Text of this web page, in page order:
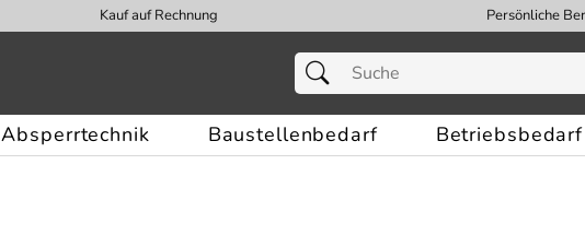
Kauf auf Rechnung Persönliche
Absperrtechnik Baustellenbedarf Betriebsbedarf